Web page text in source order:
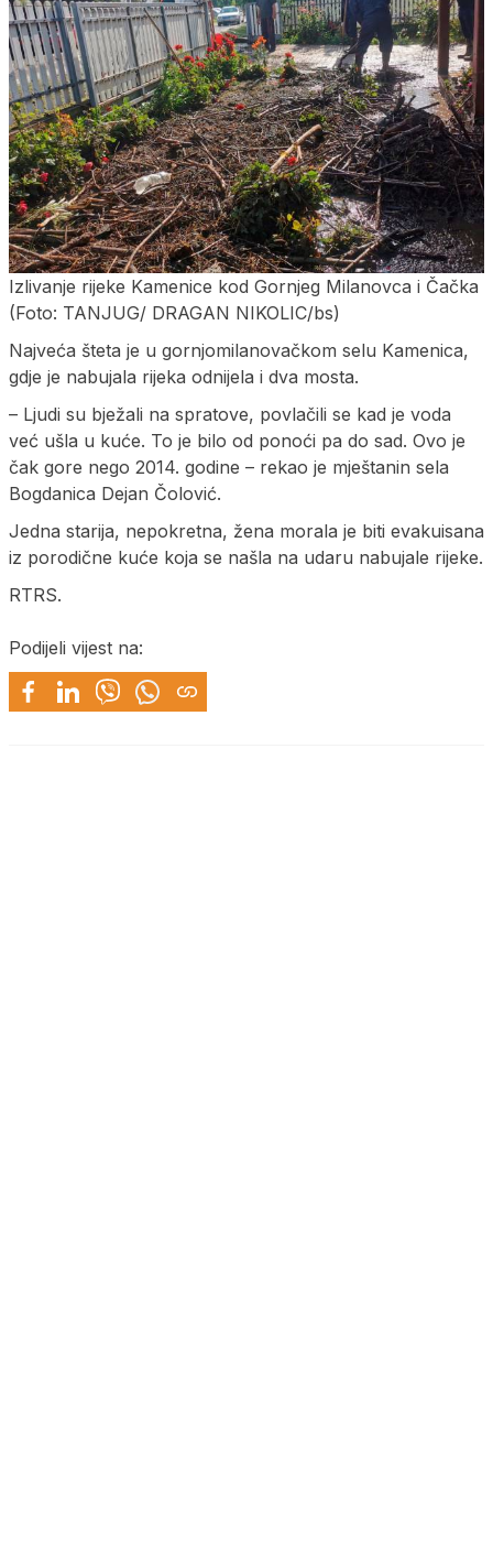
Izlivanje rijeke Kamenice kod Gornjeg Milanovca i Čačka
(Foto: TANJUG/ DRAGAN NIKOLIC/bs)
Najveća šteta je u gornjomilanovačkom selu Kamenica,
gdje je nabujala rijeka odnijela i dva mosta.
– Ljudi su bježali na spratove, povlačili se kad je voda
već ušla u kuće. To je bilo od ponoći pa do sad. Ovo je
čak gore nego 2014. godine – rekao je mještanin sela
Bogdanica Dejan Čolović.
Јedna starija, nepokretna, žena morala je biti evakuisana
iz porodične kuće koja se našla na udaru nabujale rijeke.
RTRS.
Podijeli vijest na: